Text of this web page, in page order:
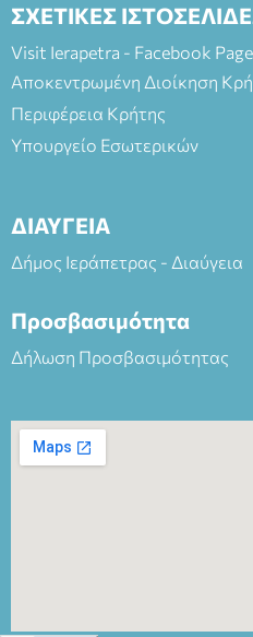
ΣΧΕΤΙΚΕΣ
Visit Ierapetra - Facebook Page
Αποκεντρωμένη Διοίκηση
Περιφέρεια Κρήτης
Υπουργείο Εσωτερικών
ΔΙΑΥΓΕΙΑ
Δήμος Ιεράπετρας - Διαύγεια
Προσβασιμότητα
Δήλωση Προσβασιμότητας